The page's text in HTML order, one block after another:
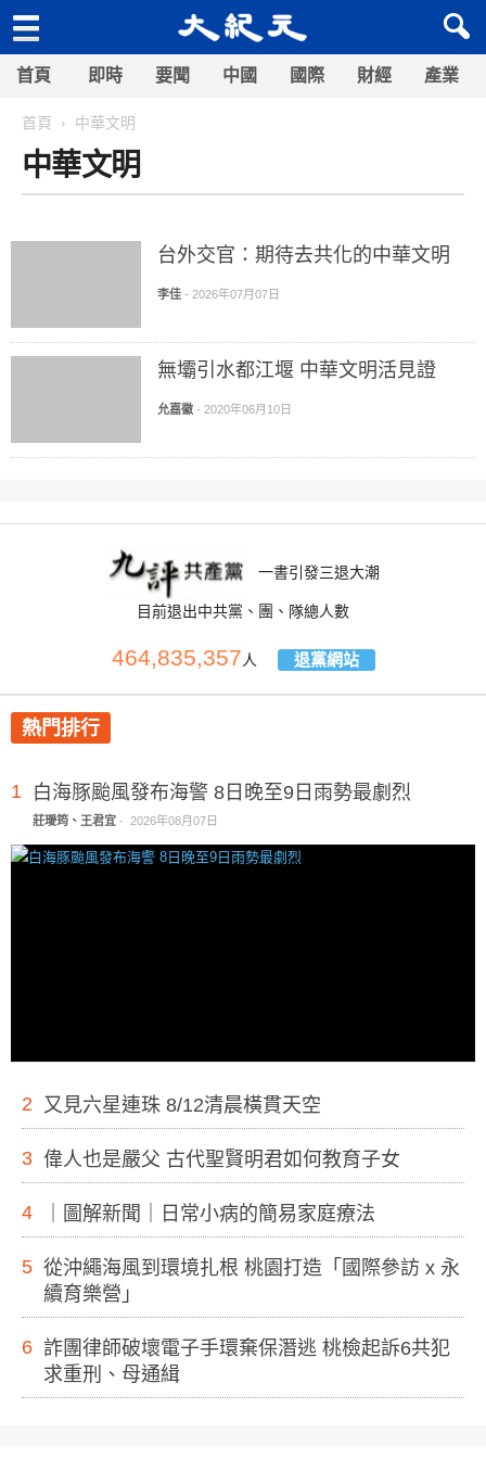
首頁 即時 要聞 中國 國際 財經 產業
首頁 中華文明
中華文明
台外交官：期待去共化的中華文明
李佳 - 2026年07月07日
無壩引水都江堰 中華文明活見證
允嘉徽 - 2020年06月10日
一書引發三退大潮
目前退出中共黨、團、隊總人數
464,835,357人 退黨網站
熱門排行
1 白海豚颱風發布海警 8日晚至9日雨勢最劇烈
莊璦筠、王君宜 - 2026年08月07日
2 又見六星連珠 8/12清晨橫貫天空
3 偉人也是嚴父 古代聖賢明君如何教育子女
4 ｜圖解新聞｜日常小病的簡易家庭療法
5 從沖繩海風到環境扎根 桃園打造「國際參訪 x 永
續育樂營」
6 詐團律師破壞電子手環棄保潛逃 桃檢起訴6共犯
求重刑、母通緝